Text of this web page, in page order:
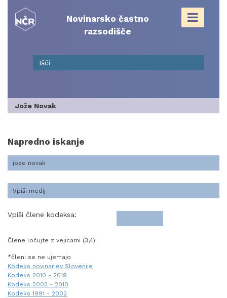
content
Novinarsko častno
razsodišče
Jože Novak
Napredno iskanje
Vpiši člene kodeksa:
Člene ločujte z vejicami (3,4)
*členi se ne ujemajo
Kodeks novinarjev Slovenije
Kodeks 2010 - 2019
Kodeks 2002 - 2010
Kodeks 1991 - 2002